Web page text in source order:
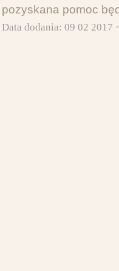
pozyskana pomoc
Data dodania: 09 02 2017